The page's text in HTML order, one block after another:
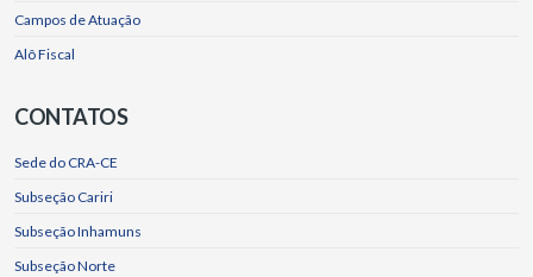
Campos de Atuação
Alô Fiscal
CONTATOS
Sede do CRA-CE
Subseção Cariri
Subseção Inhamuns
Subseção Norte